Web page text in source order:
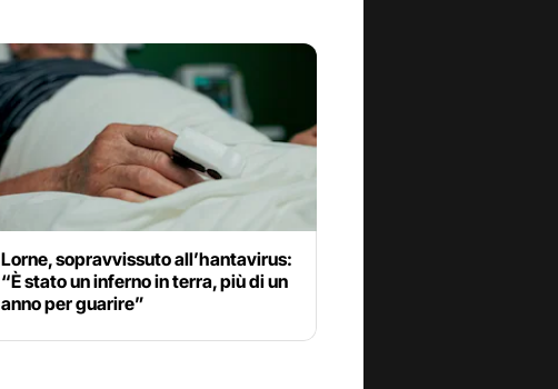
Lorne, sopravvissuto all’hantavirus:
“È stato un inferno in terra, più di un
anno per guarire”